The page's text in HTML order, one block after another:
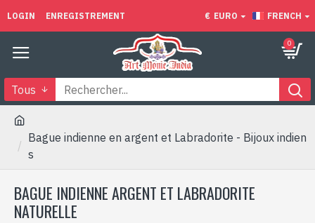
LOGIN ENREGISTREMENT € EURO FRENCH
0
Tous
Bague indienne en argent et Labradorite - Bijoux indien
s
BAGUE INDIENNE ARGENT ET LABRADORITE
NATURELLE